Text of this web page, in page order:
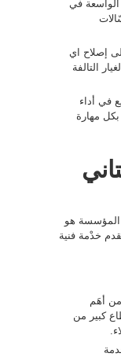
الواسعة في
إصلاح اي
التالفة
في أداء
مهارة
المؤسسة هو
خدْمة فنية
أهَم
كبير من